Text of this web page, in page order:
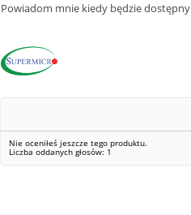
Powiadom mnie kiedy będzie dostępny
Nie oceniłeś jeszcze tego produktu.
Liczba oddanych głosów: 1